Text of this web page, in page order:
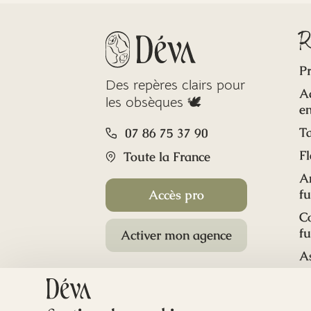
Des repères clairs pour
les obsèques 🕊️
07 86 75 37 90
Toute la France
Accès pro
Activer mon agence